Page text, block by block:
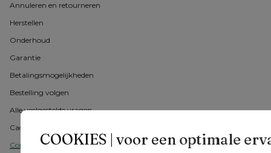
COOKIES | voor een optimale
Annuleren en retourneren
Herstellen
Onderhoud
Garantie
Betalingsmogelijkheden
Bestelling volgen
Alle veelgestelde vragen
Cadeaubon
Contacteer ons